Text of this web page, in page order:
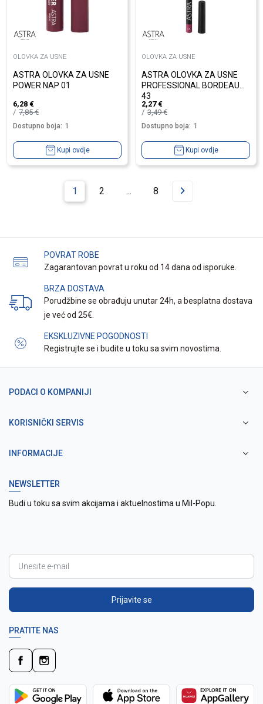
OLOVKA ZA USNE
ASTRA OLOVKA ZA USNE
POWER NAP 01
6,28 €
7,85€
Dostupno boja: 1
Kupi ovdje
OLOVKA ZA USNE
ASTRA OLOVKA ZA USNE
PROFESSIONAL BORDEAUX
43
2,27 €
3,49€
Dostupno boja: 1
Kupi ovdje
1 2 ... 8
POVRAT ROBE
Zagarantovan povrat u roku od 14 dana od isporuke.
BRZA DOSTAVA
Porudžbine se obrađuju unutar 24h, a besplatna dostava
je već od 25€.
EKSKLUZIVNE POGODNOSTI
Registrujte se i budite u toku sa svim novostima.
PODACI O KOMPANIJI
KORISNIČKI SERVIS
INFORMACIJE
NEWSLETTER
Budi u toku sa svim akcijama i aktuelnostima u Mil-Popu.
Prijavite se
PRATITE NAS